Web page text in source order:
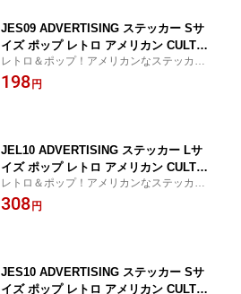
JES09 ADVERTISING ステッカー Sサ
イズ ポップ レトロ アメリカン CULTUR
E MART ブランド グッズ
レトロ＆ポップ！アメリカンなステッカ
ー！
198円
JEL10 ADVERTISING ステッカー Lサ
イズ ポップ レトロ アメリカン CULTUR
E MART ブランド グッズ
レトロ＆ポップ！アメリカンなステッカ
ー！
308円
JES10 ADVERTISING ステッカー Sサ
イズ ポップ レトロ アメリカン CULTUR